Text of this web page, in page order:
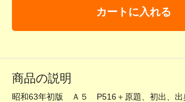
カートに入れる
商品の説明
昭和63年初版 Ａ５ P516＋原題、初出、出